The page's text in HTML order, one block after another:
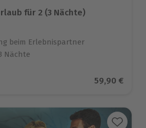
für 2 (3 Nächte)
beim Erlebnispartner
Nächte
basierend auf 6 BewertungenAktueller
59,90 €